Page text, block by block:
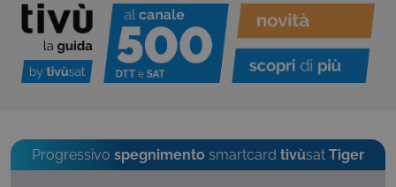
Progressivo spegnimento smartcard tivùsat Tiger